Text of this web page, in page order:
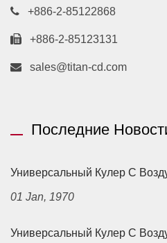
+886-2-85122868
+886-2-85123131
sales@titan-cd.com
Последние
Универсальный Кулер С
01 Jan, 1970
Универсальный Кулер С